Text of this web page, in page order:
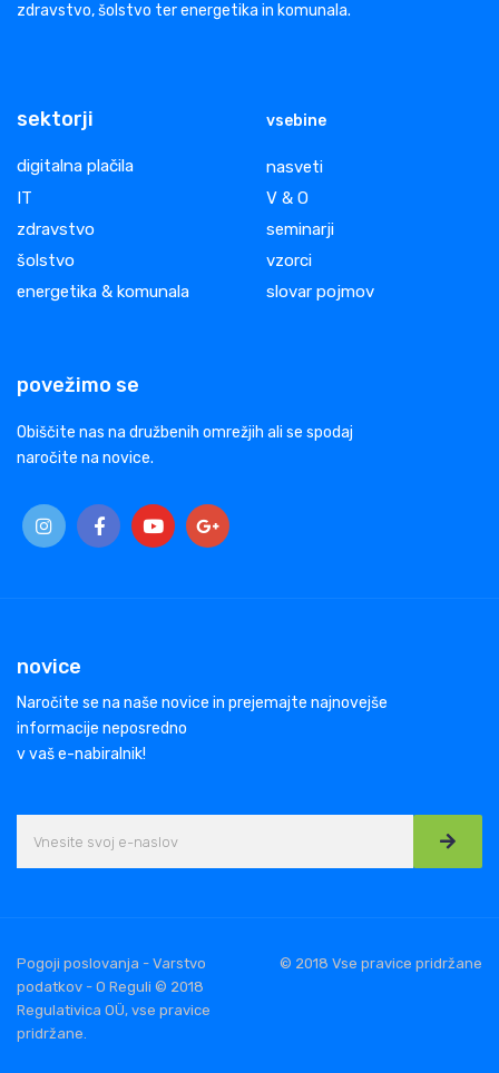
zdravstvo, šolstvo ter energetika in komunala.
sektorji
digitalna plačila
IT
zdravstvo
šolstvo
energetika & komunala
vsebine
nasveti
V & O
seminarji
vzorci
slovar pojmov
povežimo se
Obiščite nas na družbenih omrežjih ali se spodaj
naročite na novice.
novice
Naročite se na naše novice in prejemajte najnovejše
informacije neposredno
v vaš e-nabiralnik!
Pogoji poslovanja - Varstvo
podatkov - O Reguli © 2018
Regulativica OÜ, vse pravice
pridržane.
© 2018 Vse pravice pridržane